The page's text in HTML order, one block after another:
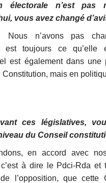
électorale n’est pas
vous avez changé
Nous n’avons pas
est toujours ce qu’elle
est également dans une
Constitution, mais en
ces législatives,
du Conseil
en accord avec
c’est à dire le Pdci-Rda et
l’opposition, que cette